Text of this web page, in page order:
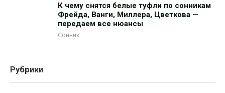
К чему снятся белые туфли по сонникам
Фрейда, Ванги, Миллера, Цветкова —
передаем все нюансы
Сонник
Рубрики